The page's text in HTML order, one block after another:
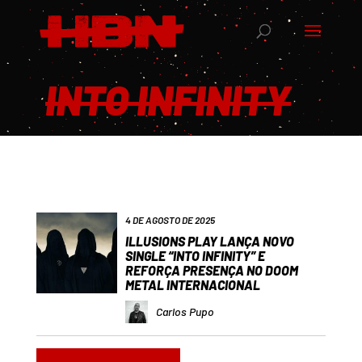
INTO INFINITY
4 DE AGOSTO DE 2025
ILLUSIONS PLAY LANÇA NOVO
SINGLE “INTO INFINITY” E
REFORÇA PRESENÇA NO DOOM
METAL INTERNACIONAL
Carlos Pupo